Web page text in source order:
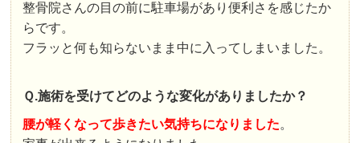
整骨院さんの目の前に駐車場があり便利さを感じたか
らです。
フラッと何も知らないまま中に入ってしまいました。
Ｑ.施術を受けてどのような変化がありましたか？
腰が軽くなって歩きたい気持ちになりました。